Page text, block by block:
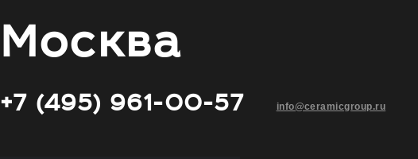
Москва
+7 (495) 961-00-57 info@ceramicgroup.ru